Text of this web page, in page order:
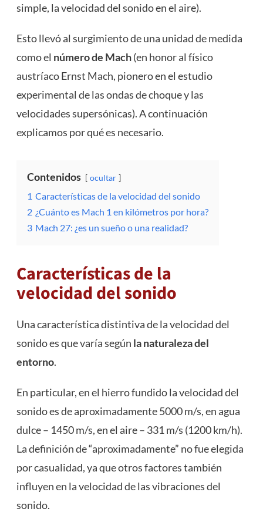
simple, la velocidad del sonido en el aire).
Esto llevó al surgimiento de una unidad de medida
como el número de Mach(en honor al físico
austríaco Ernst Mach, pionero en el estudio
experimental de las ondas de choque y las
velocidades supersónicas). A continuación
explicamos por qué es necesario.
Contenidos ocultar
1 Características de la velocidad del sonido
2 ¿Cuánto es Mach 1 en kilómetros por hora?
3 Mach 27: ¿es un sueño o una realidad?
Características de la
velocidad del sonido
Una característica distintiva de la velocidad del
sonido es que varía según la naturaleza del
entorno.
En particular, en el hierro fundido la velocidad del
sonido es de aproximadamente 5000 m/s, en agua
dulce – 1450 m/s, en el aire – 331 m/s (1200 km/h).
La definición de “aproximadamente” no fue elegida
por casualidad, ya que otros factores también
influyen en la velocidad de las vibraciones del
sonido.